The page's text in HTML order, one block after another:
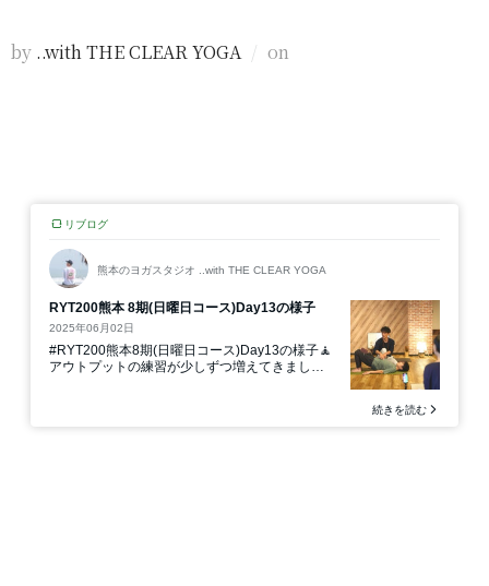
by ..with THE CLEAR YOGA on